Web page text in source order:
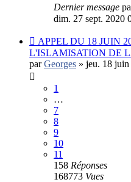
Dernier message
dim. 27 sept. 2020
APPEL DU 18 JUIN
L'ISLAMISATION DE
parGeorges » jeu. 18 juin
1
…
7
8
9
10
11
158 Réponses
168773 Vues